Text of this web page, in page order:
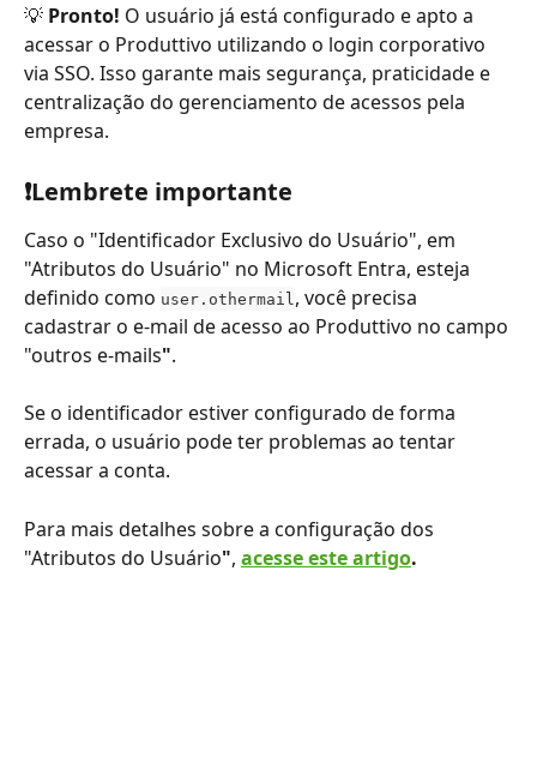
💡 Pronto! O usuário já está configurado e apto a
acessar o Produttivo utilizando o login corporativo
via SSO. Isso garante mais segurança, praticidade e
centralização do gerenciamento de acessos pela
empresa.
❗Lembrete importante
Caso o "Identificador Exclusivo do Usuário", em
"Atributos do Usuário" no Microsoft Entra, esteja
definido como user.othermail , você precisa
cadastrar o e-mail de acesso ao Produttivo no campo
"outros e-mails".
Se o identificador estiver configurado de forma
errada, o usuário pode ter problemas ao tentar
acessar a conta.
Para mais detalhes sobre a configuração dos
"Atributos do Usuário", acesse este artigo.